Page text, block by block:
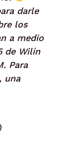
darle
los
a medio
de Wilín
Para
una